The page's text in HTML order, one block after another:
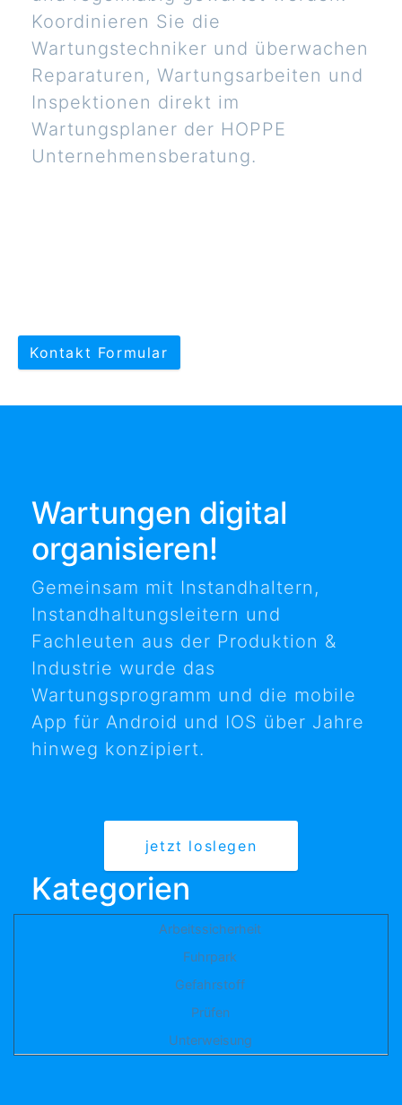
Koordinieren Sie die
Wartungstechniker und überwachen
Reparaturen, Wartungsarbeiten und
Inspektionen direkt im
Wartungsplaner der HOPPE
Unternehmensberatung.
Kontakt Formular
Wartungen digital
organisieren!
Gemeinsam mit Instandhaltern,
Instandhaltungsleitern und
Fachleuten aus der Produktion &
Industrie wurde das
Wartungsprogramm und die mobile
App für Android und IOS über Jahre
hinweg konzipiert.
jetzt loslegen
Kategorien
Arbeitssicherheit
Fuhrpark
Gefahrstoff
Prüfen
Unterweisung